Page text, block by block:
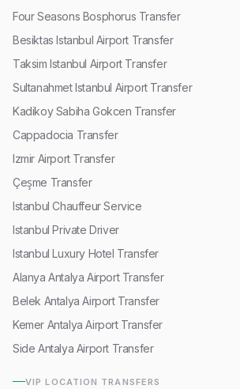
Four Seasons Bosphorus Transfer
Besiktas Istanbul Airport Transfer
Taksim Istanbul Airport Transfer
Sultanahmet Istanbul Airport Transfer
Kadikoy Sabiha Gokcen Transfer
Cappadocia Transfer
Izmir Airport Transfer
Çeşme Transfer
Istanbul Chauffeur Service
Istanbul Private Driver
Istanbul Luxury Hotel Transfer
Alanya Antalya Airport Transfer
Belek Antalya Airport Transfer
Kemer Antalya Airport Transfer
Side Antalya Airport Transfer
VIP LOCATION TRANSFERS